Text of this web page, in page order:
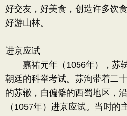
好交友，好美食，创造许多饮
好游山林。
进京应试
嘉祐元年（1056年），苏
朝廷的科举考试。苏洵带着二
的苏辙，自偏僻的西蜀地区，
（1057年）进京应试。当时的